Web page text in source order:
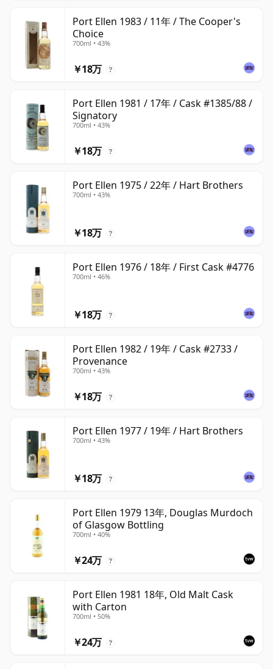
Port Ellen 1983 / 11年 / The Cooper's
Choice
700ml • 43%
￥18万 ?
Port Ellen 1981 / 17年 / Cask #1385/88 /
Signatory
700ml • 43%
￥18万 ?
Port Ellen 1975 / 22年 / Hart Brothers
700ml • 43%
￥18万 ?
Port Ellen 1976 / 18年 / First Cask #4776
700ml • 46%
￥18万 ?
Port Ellen 1982 / 19年 / Cask #2733 /
Provenance
700ml • 43%
￥18万 ?
Port Ellen 1977 / 19年 / Hart Brothers
700ml • 43%
￥18万 ?
Port Ellen 1979 13年, Douglas Murdoch
of Glasgow Bottling
700ml • 40%
￥24万 ?
Port Ellen 1981 18年, Old Malt Cask
with Carton
700ml • 50%
￥24万 ?